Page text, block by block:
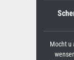
Mocht u